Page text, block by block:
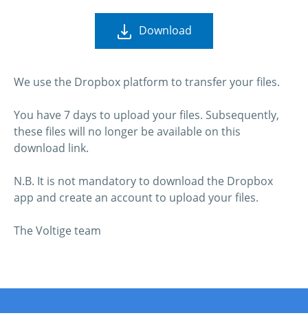
Download
We use the Dropbox platform to transfer your files.
You have 7 days to upload your files. Subsequently,
these files will no longer be available on this
download link.
N.B. It is not mandatory to download the Dropbox
app and create an account to upload your files.
The Voltige team